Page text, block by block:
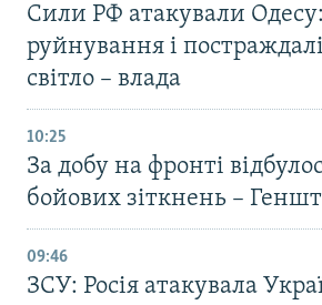
Сили РФ атакували
руйнування і
світло – влада
10:25
За добу на фронті
бойових зіткнень –
09:46
ЗСУ: Росія атакувала